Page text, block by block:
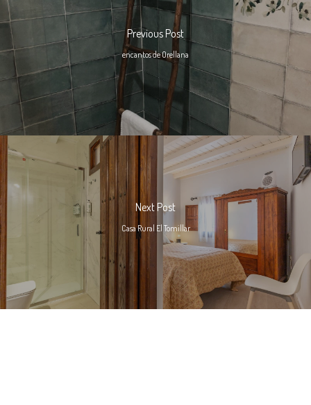
Previous Post
encantos de Orellana
Next Post
Casa Rural El Tomillar